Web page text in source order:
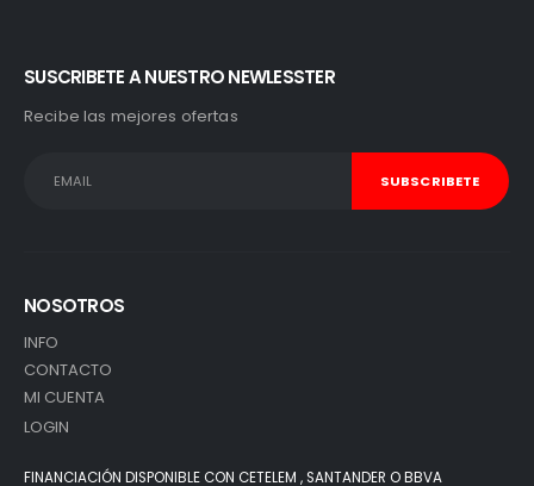
SUSCRIBETE A NUESTRO NEWLESSTER
Recibe las mejores ofertas
NOSOTROS
INFO
CONTACTO
MI CUENTA
LOGIN
FINANCIACIÓN DISPONIBLE CON CETELEM , SANTANDER O BBVA